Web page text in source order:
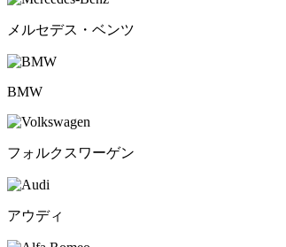
メルセデス・ベンツ
BMW
フォルクスワーゲン
アウディ